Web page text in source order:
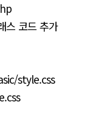
스 코드 추가
style.css